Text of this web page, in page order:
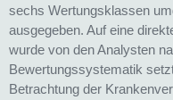
sechs Wertungsklassen
ausgegeben. Auf eine
wurde von den Analysten
Bewertungssystematik
Betrachtung der